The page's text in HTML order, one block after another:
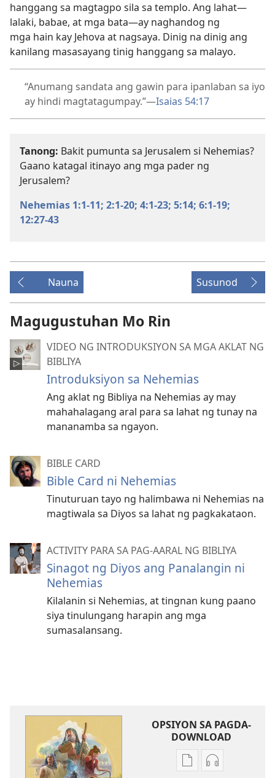
hanggang sa magtagpo sila sa templo. Ang lahat—
lalaki, babae, at mga bata—ay naghandog ng
mga hain kay Jehova at nagsaya. Dinig na dinig ang
kanilang masasayang tinig hanggang sa malayo.
“Anumang sandata ang gawin para ipanlaban sa iyo
ay hindi magtatagumpay.”​—Isaias 54:17
Tanong: Bakit pumunta sa Jerusalem si Nehemias?
Gaano katagal itinayo ang mga pader ng
Jerusalem?
Nehemias 1:1-11; 2:1-20; 4:1-23; 5:14; 6:1-19;
12:27-43
Nauna Susunod
Magugustuhan Mo Rin
VIDEO NG INTRODUKSIYON SA MGA AKLAT NG
BIBLIYA
Introduksiyon sa Nehemias
Ang aklat ng Bibliya na Nehemias ay may
mahahalagang aral para sa lahat ng tunay na
mananamba sa ngayon.
BIBLE CARD
Bible Card ni Nehemias
Tinuturuan tayo ng halimbawa ni Nehemias na
magtiwala sa Diyos sa lahat ng pagkakataon.
ACTIVITY PARA SA PAG-AARAL NG BIBLIYA
Sinagot ng Diyos ang Panalangin ni
Nehemias
Kilalanin si Nehemias, at tingnan kung paano
siya tinulungang harapin ang mga
sumasalansang.
OPSIYON SA PAGDA-
DOWNLOAD
OpsiyonOpsiyon